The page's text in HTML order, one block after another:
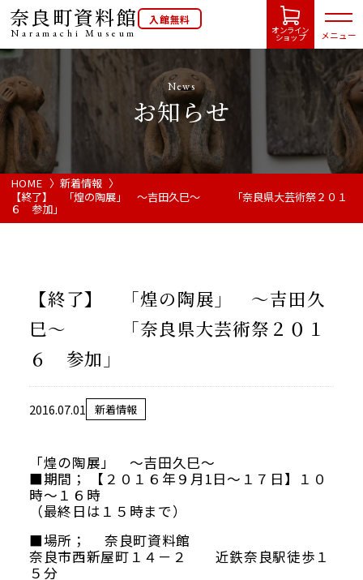
奈良町資料館
NaramachiMuseum
入館無料
オンライン
ショップ メニュー
HOME
開館カレンダー
展示会・イベント情報
当館について
当館について
メディア実績
活動実績
お知らせ
ブログ
News
お知らせ
HOME
新着情報
【終了】 「煌の陶展」 ～吉田久巳～ 「奈良県大芸術祭２０１
６ 参加」
【終了】 「煌の陶展」 ～吉田久
巳～ 「奈良県大芸術祭２０１
６ 参加」
2016.07.01 新着情報
「煌の陶展」 ～吉田久巳～
■期間； 【２０１６年９月1日～１７日】１０
時～１６時
（最終日は１５時まで）
■場所； 奈良町資料館
奈良市西新屋町１４－２ 近鉄奈良駅徒歩１
５分